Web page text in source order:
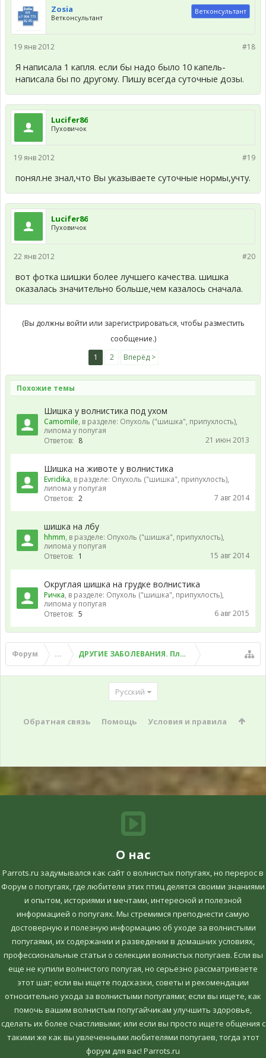
Zosia
Ветконсультант
Ветконсультант
#18
19 янв 2012
Я написала 1 капля. если бы надо было 10 капель-
написала бы по другому. Пишу всегда суточные дозы.
Lucifer86
Пуховичок
#19
19 янв 2012
понял.не знал,что Вы указываете суточные нормы,учту.
Lucifer86
Пуховичок
#20
22 янв 2012
вот фотка шишки более лучшего качества. шишка
оказалась значительно больше,чем казалось сначала.
(Вы должны войти или зарегистрироваться, чтобы разместить
сообщение.)
1
2 Вперёд >
Похожие темы
Шишка у волнистика под ухом
Camomile, в разделе: Опухоль ("шишка", припухлость),
липома у попугая
Ответов: 8 21 июн 2013
Шишка на животе у волнистика
Evridika, в разделе: Опухоль ("шишка", припухлость),
липома у попугая
Ответов: 2 7 авг 2014
шишка на лбу
hhmm, в разделе: Опухоль ("шишка", припухлость),
липома у попугая
Ответов: 1 15 авг 2014
Округлая шишка на грудке волнистика
Ричка, в разделе: Опухоль ("шишка", припухлость),
липома у попугая
Ответов: 5 6 авг 2015
Форум ... ДРУГИЕ ЗАБОЛЕВАНИЯ. Плохой помет, рвота и
Русский
Обратная связь Помощь Условия и правила
О нас
Parrots.ru задумывался как сайт о волнистых попугаях, но перерос в
Форум о попугаях, где любители этих птиц делятся своими знаниями
и опытом, историями и мечтами, интересной и полезной
информацией о попугаях. Мы стремимся преподнести самую
достоверную и полезную информацию об уходе за волнистыми
попугаями, их содержании и разведении в домашних условиях,
профессиональные статьи о селекции волнистых попугаев. Если вы
еще не купили волнистого попугая, но серьезно рассматриваете
этот шаг; если вы ищете подсказки, советы и рекомендации
относительно ухода за волнистыми попугаями; если вы ищете, как
помочь вашим волнистым попугайчикам улучшить здоровье,
сделать их более счастливыми; или если вы просто ищете общения с
такими же как вы увлеченными любителями попугаев, тогда этот
форум для вас! Parrots.ru